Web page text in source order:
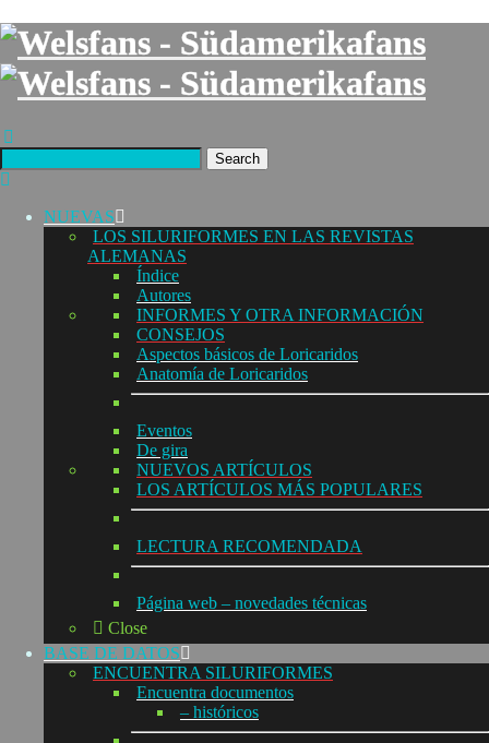
Search
NUEVAS
LOS SILURIFORMES EN LAS REVISTAS
ALEMANAS
Índice
Autores
INFORMES Y OTRA INFORMACIÓN
CONSEJOS
Aspectos básicos de Loricaridos
Anatomía de Loricaridos
Eventos
De gira
NUEVOS ARTÍCULOS
LOS ARTÍCULOS MÁS POPULARES
LECTURA RECOMENDADA
Página web – novedades técnicas
Close
BASE DE DATOS
ENCUENTRA SILURIFORMES
Encuentra documentos
– históricos